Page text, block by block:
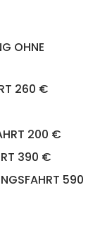
OHNE
260 €
200 €
390 €
590